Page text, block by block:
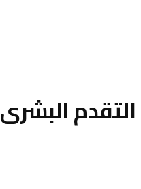
البشرى